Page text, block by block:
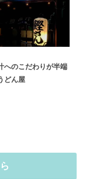
へのこだわりが半端
どん屋